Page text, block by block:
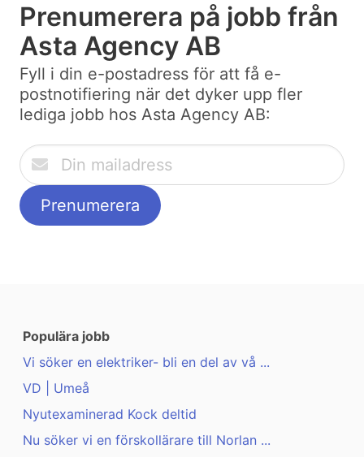
Prenumerera på jobb från
Asta Agency AB
Fyll i din e-postadress för att få e-
postnotifiering när det dyker upp fler
lediga jobb hos Asta Agency AB:
Populära jobb
Vi söker en elektriker- bli en del av vå ...
VD | Umeå
Nyutexaminerad Kock deltid
Nu söker vi en förskollärare till Norlan ...